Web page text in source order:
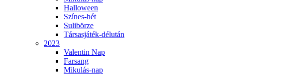
Halloween
Színes-hét
Sulibörze
Társasjáték-délután
2023
Valentin Nap
Farsang
Mikulás-nap